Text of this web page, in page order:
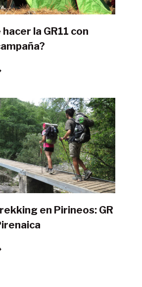
la GR11 con
en Pirineos: GR